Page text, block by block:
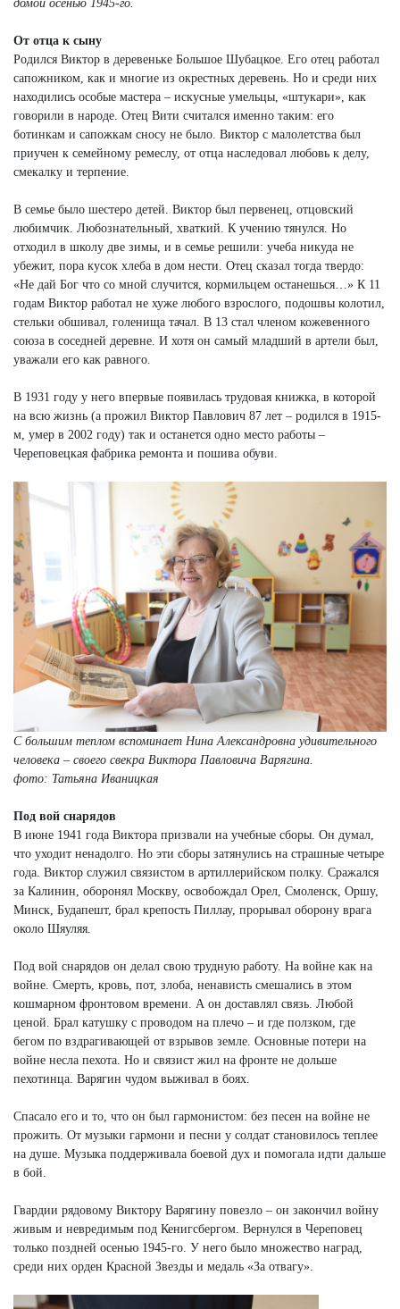
домой осенью 1945-го.
От отца к сыну
Родился Виктор в деревеньке Большое Шубацкое. Его отец работал
сапожником, как и многие из окрестных деревень. Но и среди них
находились особые мастера – искусные умельцы, «штукари», как
говорили в народе. Отец Вити считался именно таким: его
ботинкам и сапожкам сносу не было. Виктор с малолетства был
приучен к семейному ремеслу, от отца наследовал любовь к делу,
смекалку и терпение.
В семье было шестеро детей. Виктор был первенец, отцовский
любимчик. Любознательный, хваткий. К учению тянулся. Но
отходил в школу две зимы, и в семье решили: учеба никуда не
убежит, пора кусок хлеба в дом нести. Отец сказал тогда твердо:
«Не дай Бог что со мной случится, кормильцем останешься…» К 11
годам Виктор работал не хуже любого взрослого, подошвы колотил,
стельки обшивал, голенища тачал. В 13 стал членом кожевенного
союза в соседней деревне. И хотя он самый младший в артели был,
уважали его как равного.
В 1931 году у него впервые появилась трудовая книжка, в которой
на всю жизнь (а прожил Виктор Павлович 87 лет – родился в 1915-
м, умер в 2002 году) так и останется одно место работы –
Череповецкая фабрика ремонта и пошива обуви.
С большим теплом вспоминает Нина Александровна удивительного
человека – своего свекра Виктора Павловича Варягина.
фото: Татьяна Иваницкая
Под вой снарядов
В июне 1941 года Виктора призвали на учебные сборы. Он думал,
что уходит ненадолго. Но эти сборы затянулись на страшные четыре
года. Виктор служил связистом в артиллерийском полку. Сражался
за Калинин, оборонял Москву, освобождал Орел, Смоленск, Оршу,
Минск, Будапешт, брал крепость Пиллау, прорывал оборону врага
около Шяуляя.
Под вой снарядов он делал свою трудную работу. На войне как на
войне. Смерть, кровь, пот, злоба, ненависть смешались в этом
кошмарном фронтовом времени. А он доставлял связь. Любой
ценой. Брал катушку с проводом на плечо – и где ползком, где
бегом по вздрагивающей от взрывов земле. Основные потери на
войне несла пехота. Но и связист жил на фронте не дольше
пехотинца. Варягин чудом выживал в боях.
Спасало его и то, что он был гармонистом: без песен на войне не
прожить. От музыки гармони и песни у солдат становилось теплее
на душе. Музыка поддерживала боевой дух и помогала идти дальше
в бой.
Гвардии рядовому Виктору Варягину повезло – он закончил войну
живым и невредимым под Кенигсбергом. Вернулся в Череповец
только поздней осенью 1945-го. У него было множество наград,
среди них орден Красной Звезды и медаль «За отвагу».